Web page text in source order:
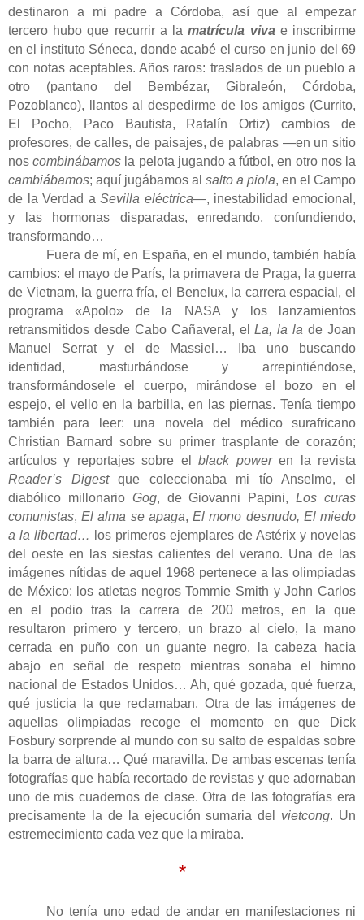
destinaron a mi padre a Córdoba, así que al empezar
tercero hubo que recurrir a lamatrícula viva e inscribirme
en el instituto Séneca, donde acabé el curso en junio del 69
con notas aceptables. Años raros: traslados de un pueblo a
otro (pantano del Bembézar, Gibraleón, Córdoba,
Pozoblanco), llantos al despedirme de los amigos (Currito,
El Pocho, Paco Bautista, Rafalín Ortiz) cambios de
profesores, de calles, de paisajes, de palabras —en un sitio
noscombinábamos la pelota jugando a fútbol, en otro nos la
cambiábamos; aquí jugábamos al salto a piola, en el Campo
de la Verdad aSevilla eléctrica—, inestabilidad emocional,
y las hormonas disparadas, enredando, confundiendo,
transformando…
Fuera de mí, en España, en el mundo, también había
cambios: el mayo de París, la primavera de Praga, la guerra
de Vietnam, la guerra fría, el Benelux, la carrera espacial, el
programa «Apolo» de la NASA y los lanzamientos
retransmitidos desde Cabo Cañaveral, elLa, la lade Joan
Manuel Serrat y el de Massiel… Iba uno buscando
identidad, masturbándose y arrepintiéndose,
transformándosele el cuerpo, mirándose el bozo en el
espejo, el vello en la barbilla, en las piernas. Tenía tiempo
también para leer: una novela del médico surafricano
Christian Barnard sobre su primer trasplante de corazón;
artículos y reportajes sobre elblack poweren la revista
Reader’s Digestque coleccionaba mi tío Anselmo, el
diabólico millonario Gog, de Giovanni Papini,Los curas
comunistas,El alma se apaga,El mono desnudo, El miedo
a la libertad…
los primeros ejemplares de Astérix y novelas
del oeste en las siestas calientes del verano. Una de las
imágenes nítidas de aquel 1968 pertenece a las olimpiadas
de México: los atletas negros Tommie Smith y John Carlos
en el podio tras la carrera de 200 metros, en la que
resultaron primero y tercero, un brazo al cielo, la mano
cerrada en puño con un guante negro, la cabeza hacia
abajo en señal de respeto mientras sonaba el himno
nacional de Estados Unidos… Ah, qué gozada, qué fuerza,
qué justicia la que reclamaban. Otra de las imágenes de
aquellas olimpiadas recoge el momento en que Dick
Fosbury sorprende al mundo con su salto de espaldas sobre
la barra de altura… Qué maravilla. De ambas escenas tenía
fotografías que había recortado de revistas y que adornaban
uno de mis cuadernos de clase. Otra de las fotografías era
precisamente la de la ejecución sumaria del vietcong. Un
estremecimiento cada vez que la miraba.
*
No tenía uno edad de andar en manifestaciones ni